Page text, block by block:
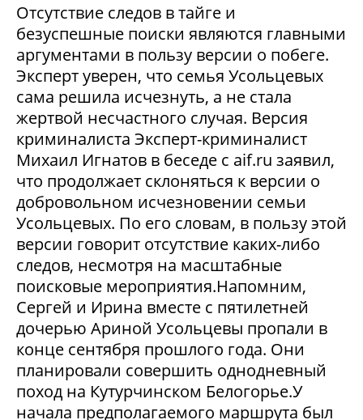
Отсутствие следов в тайге и
безуспешные поиски являются главными
аргументами в пользу версии о побеге.
Эксперт уверен, что семья Усольцевых
сама решила исчезнуть, а не стала
жертвой несчастного случая. Версия
криминалиста Эксперт-криминалист
Михаил Игнатов в беседе с aif.ru заявил,
что продолжает склоняться к версии о
добровольном исчезновении семьи
Усольцевых. По его словам, в пользу этой
версии говорит отсутствие каких-либо
следов, несмотря на масштабные
поисковые мероприятия.Напомним,
Сергей и Ирина вместе с пятилетней
дочерью Ариной Усольцевы пропали в
конце сентября прошлого года. Они
планировали совершить однодневный
поход на Кутурчинском Белогорье.У
начала предполагаемого маршрута был